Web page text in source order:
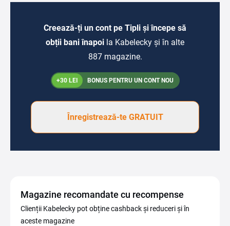
Creează-ți un cont pe Tipli și începe să
obții bani înapoi la Kabelecky și în alte
887 magazine.
+30 LEI BONUS PENTRU UN CONT NOU
Înregistrează-te GRATUIT
Magazine recomandate cu recompense
Clienții Kabelecky pot obține cashback și reduceri și în
aceste magazine